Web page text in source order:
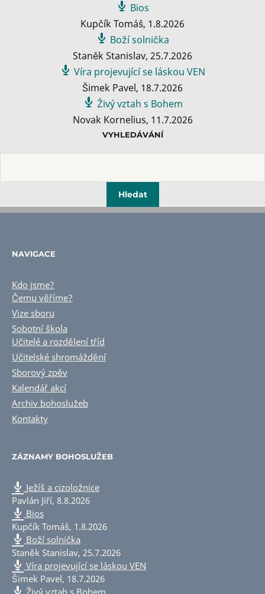
Bios
Kupčík Tomáš, 1.8.2026
Boží solnička
Staněk Stanislav, 25.7.2026
Víra projevující se láskou VEN
Šimek Pavel, 18.7.2026
Živý vztah s Bohem
Novak Kornelius, 11.7.2026
VYHLEDÁVÁNÍ
NAVIGACE
Kdo jsme?
Čemu věříme?
Vize sboru
Sobotní škola
Učitelé a rozdělení tříd
Učitelské shromáždění
Sborový zpěv
Kalendář akcí
Archiv bohoslužeb
Kontakty
ZÁZNAMY BOHOSLUŽEB
Ježíš a cizoložnice
Pavlán Jiří, 8.8.2026
Bios
Kupčík Tomáš, 1.8.2026
Boží solnička
Staněk Stanislav, 25.7.2026
Víra projevující se láskou VEN
Šimek Pavel, 18.7.2026
Živý vztah s Bohem